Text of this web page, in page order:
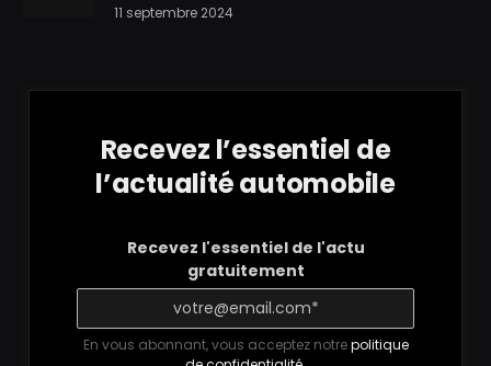
11 septembre 2024
Recevez l’essentiel de
l’actualité automobile
Recevez l'essentiel de l'actu
gratuitement
En vous abonnant, vous acceptez notrepolitique